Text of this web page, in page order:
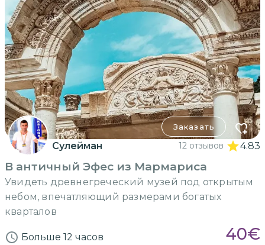
Заказать
Сулейман 12 отзывов 4.83
В античный Эфес из Мармариса
Увидеть древнегреческий музей под открытым
небом, впечатляющий размерами богатых
кварталов
Больше 12 часов 40€